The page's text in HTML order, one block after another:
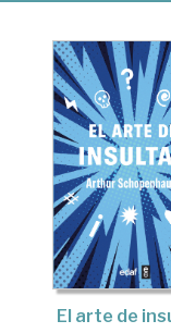
El arte de